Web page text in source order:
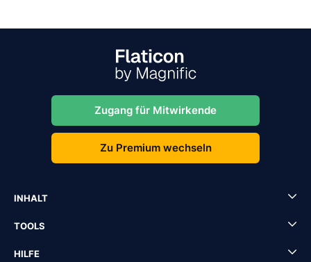
Zugang für Mitwirkende
Zu Premium wechseln
INHALT
TOOLS
HILFE